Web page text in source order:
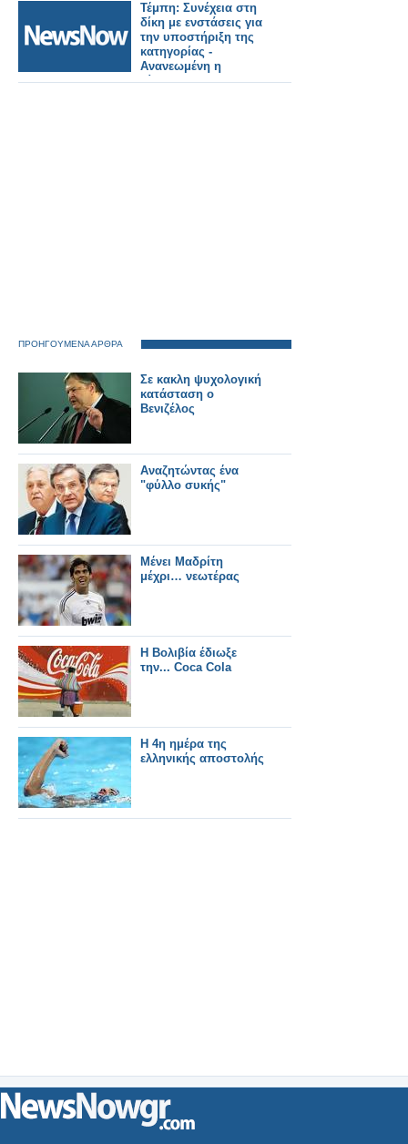
Τέμπη: Συνέχεια στη
δίκη με ενστάσεις για
την υποστήριξη της
κατηγορίας -
Ανανεωμένη η
αίθουσα.
ΠΡΟΗΓΟΥΜΕΝΑ ΑΡΘΡΑ
Σε κακλη ψυχολογική
κατάσταση ο
Βενιζέλος
Αναζητώντας ένα
"φύλλο συκής"
Μένει Μαδρίτη
μέχρι… νεωτέρας
Η Βολιβία έδιωξε
την... Coca Cola
Η 4η ημέρα της
ελληνικής αποστολής